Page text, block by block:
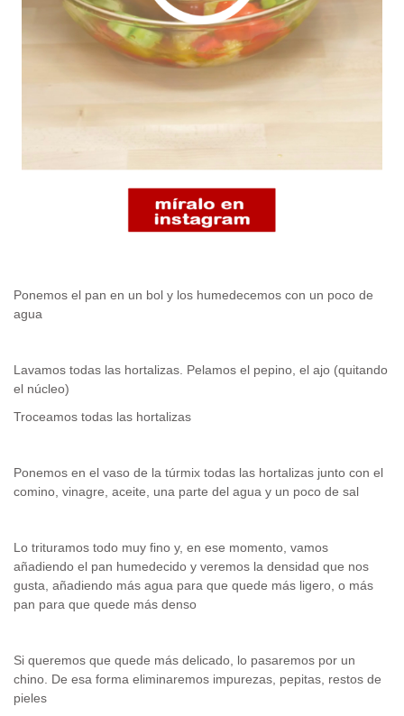
Ponemos el pan en un bol y los humedecemos con un poco de
agua
Lavamos todas las hortalizas. Pelamos el pepino, el ajo (quitando
el núcleo)
Troceamos todas las hortalizas
Ponemos en el vaso de la túrmix todas las hortalizas junto con el
comino, vinagre, aceite, una parte del agua y un poco de sal
Lo trituramos todo muy fino y, en ese momento, vamos
añadiendo el pan humedecido y veremos la densidad que nos
gusta, añadiendo más agua para que quede más ligero, o más
pan para que quede más denso
Si queremos que quede más delicado, lo pasaremos por un
chino. De esa forma eliminaremos impurezas, pepitas, restos de
pieles